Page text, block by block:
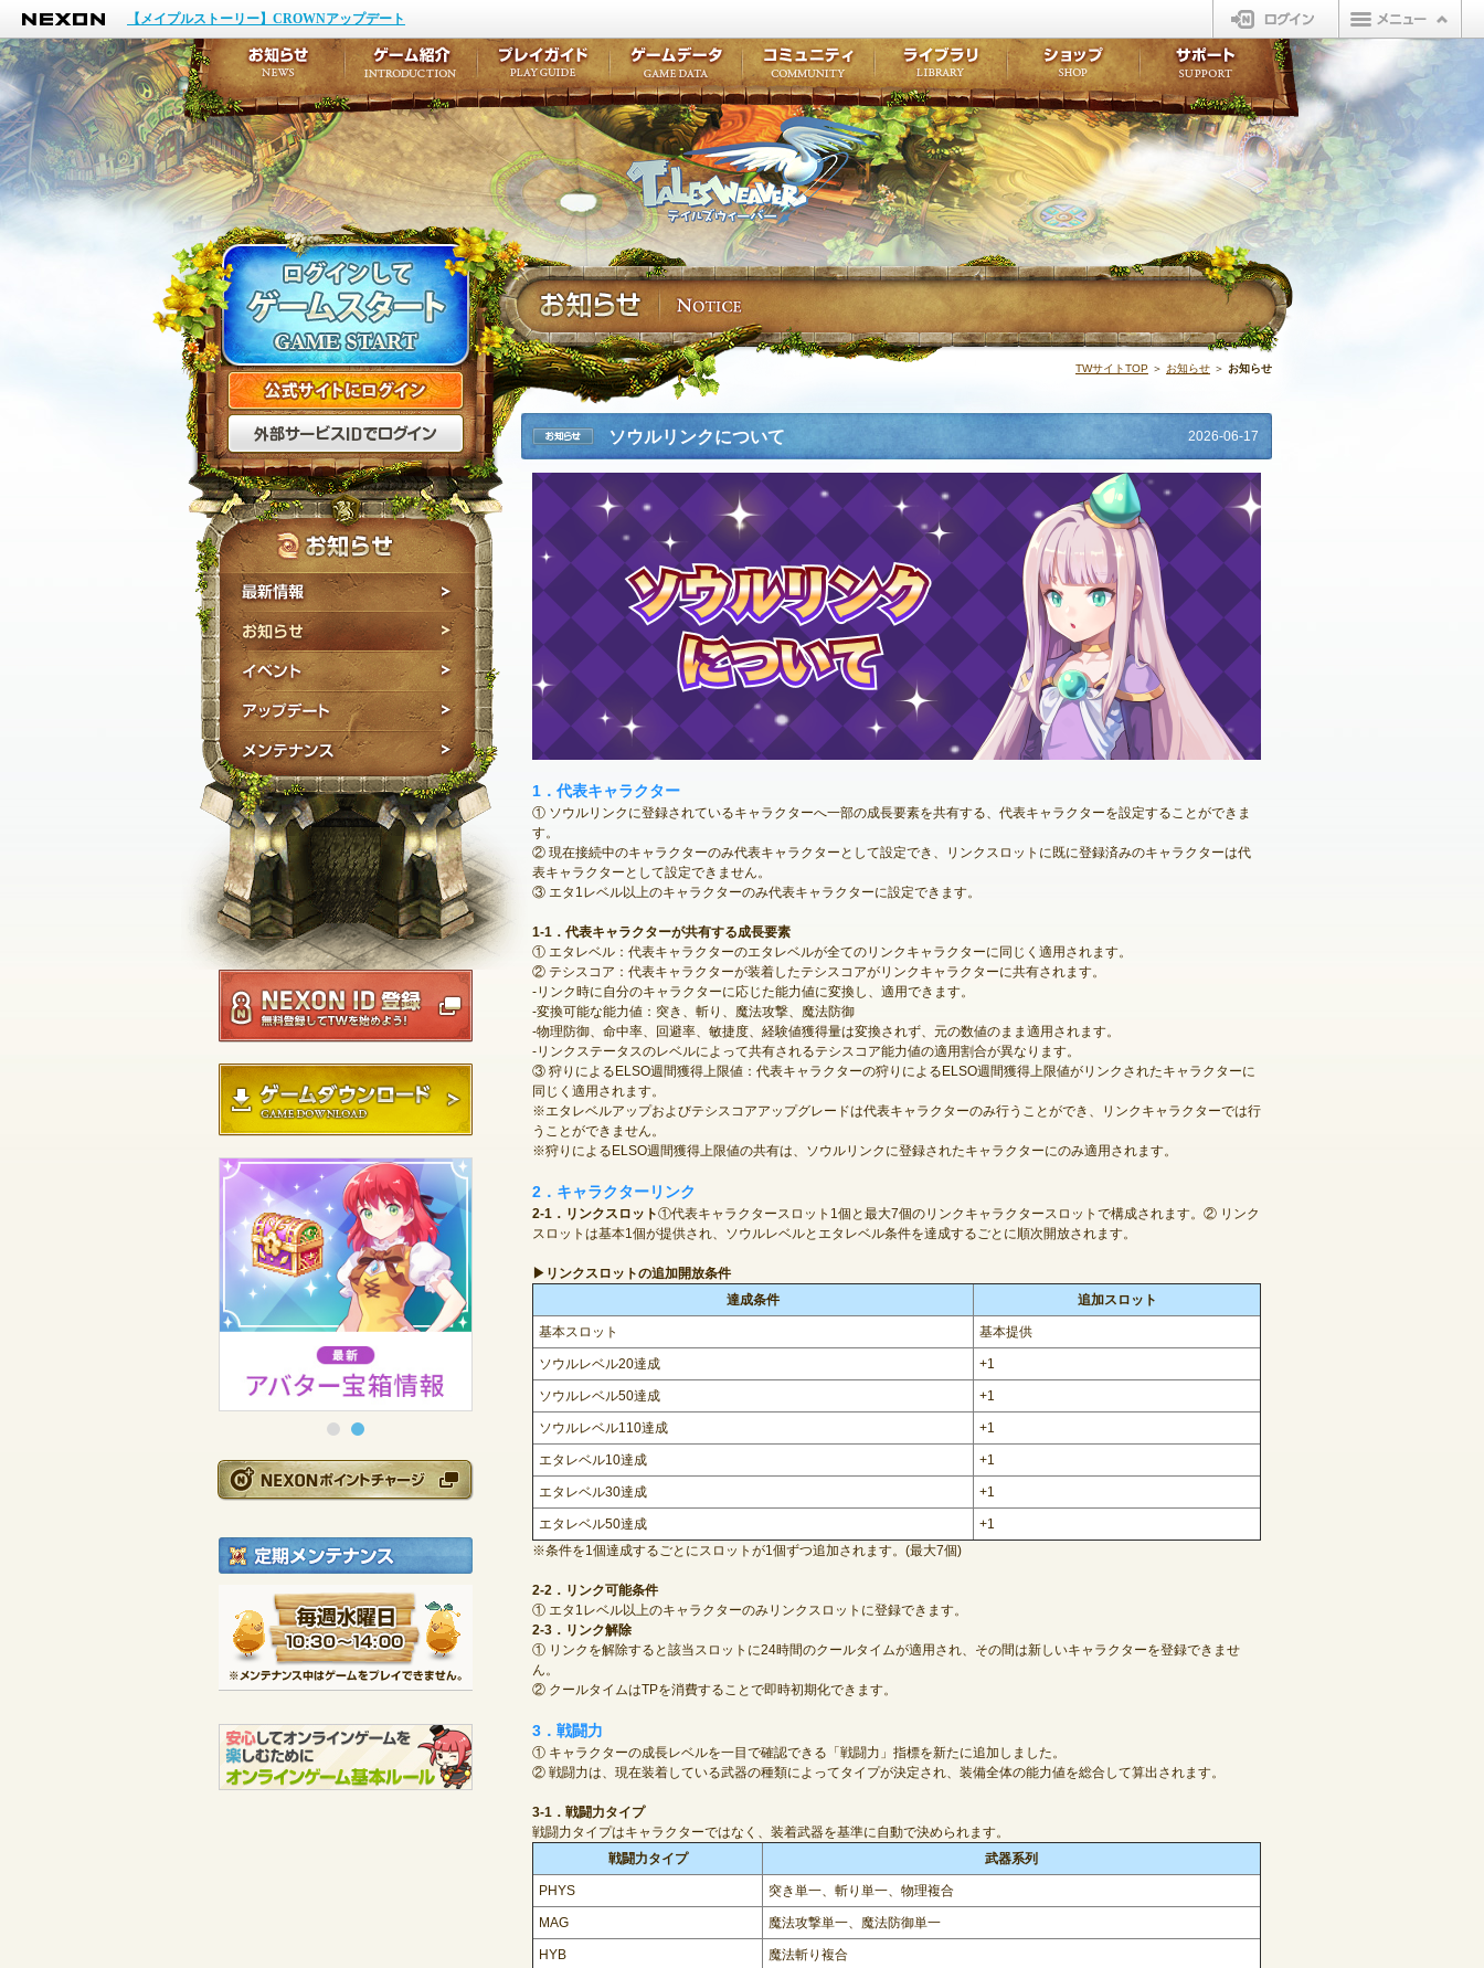
NEXON
【メイプルストーリー】CROWNアップデート
ログイン
テイルズウィーバー
公式サイトにログイン
外部サービスIDでログイン
最新情報
お知らせ
イベント
アップデート
メンテナンス
NEXON ID登録
ゲームダウンロード
NEXONポイントチャージ
定期メンテナンス
毎週水曜日 10:30～14:00
※メンテナンス中はゲームをプレイできません。
TWサイトTOP ＞ お知らせ ＞ お知らせ
お知らせ
ソウルリンクについて 2026-06-17
1．代表キャラクター
① ソウルリンクに登録されているキャラクターへ一部の成長要素を共有する、代表キャラクターを設定することができま
す。
② 現在接続中のキャラクターのみ代表キャラクターとして設定でき、リンクスロットに既に登録済みのキャラクターは代
表キャラクターとして設定できません。
③ エタ1レベル以上のキャラクターのみ代表キャラクターに設定できます。
1-1．代表キャラクターが共有する成長要素
① エタレベル：代表キャラクターのエタレベルが全てのリンクキャラクターに同じく適用されます。
② テシスコア：代表キャラクターが装着したテシスコアがリンクキャラクターに共有されます。
-リンク時に自分のキャラクターに応じた能力値に変換し、適用できます。
-変換可能な能力値：突き、斬り、魔法攻撃、魔法防御
-物理防御、命中率、回避率、敏捷度、経験値獲得量は変換されず、元の数値のまま適用されます。
-リンクステータスのレベルによって共有されるテシスコア能力値の適用割合が異なります。
③ 狩りによるELSO週間獲得上限値：代表キャラクターの狩りによるELSO週間獲得上限値がリンクされたキャラクターに
同じく適用されます。
※エタレベルアップおよびテシスコアアップグレードは代表キャラクターのみ行うことができ、リンクキャラクターでは行
うことができません。
※狩りによるELSO週間獲得上限値の共有は、ソウルリンクに登録されたキャラクターにのみ適用されます。
2．キャラクターリンク
2-1．リンクスロット①代表キャラクタースロット1個と最大7個のリンクキャラクタースロットで構成されます。② リンク
スロットは基本1個が提供され、ソウルレベルとエタレベル条件を達成するごとに順次開放されます。
▶リンクスロットの追加開放条件
達成条件
追加スロット
基本スロット 基本提供
ソウルレベル20達成 +1
ソウルレベル50達成 +1
ソウルレベル110達成 +1
エタレベル10達成 +1
エタレベル30達成 +1
エタレベル50達成
+1
※条件を1個達成するごとにスロットが1個ずつ追加されます。(最大7個)
2-2．リンク可能条件
① エタ1レベル以上のキャラクターのみリンクスロットに登録できます。
2-3．リンク解除
① リンクを解除すると該当スロットに24時間のクールタイムが適用され、その間は新しいキャラクターを登録できませ
ん。
② クールタイムはTPを消費することで即時初期化できます。
3．戦闘力
① キャラクターの成長レベルを一目で確認できる「戦闘力」指標を新たに追加しました。
② 戦闘力は、現在装着している武器の種類によってタイプが決定され、装備全体の能力値を総合して算出されます。
3-1．戦闘力タイプ
戦闘力タイプはキャラクターではなく、装着武器を基準に自動で決められます。
戦闘力タイプ
武器系列
PHYS 突き単一、斬り単一、物理複合
MAG 魔法攻撃単一、魔法防御単一
HYB 魔法斬り複合
お知らせ
イベント
アップデート
メンテナンス
ゲーム紹介
ここだけは知っておこうプレイガイド
ワープポイント
ゲームデータ
ルーンスキル
コミュニティ
コミュニティポイントライブラリ
LINEスタンプ
ショップ
販売アイテム
ビューティーショップ
オープンマーケットサポート
不具合対応状況
アンケート